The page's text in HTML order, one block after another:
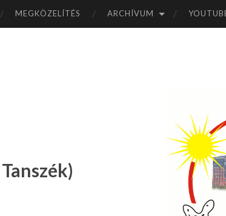
L A
IG
MEGKÖZELÍTÉS ARCHÍVUM